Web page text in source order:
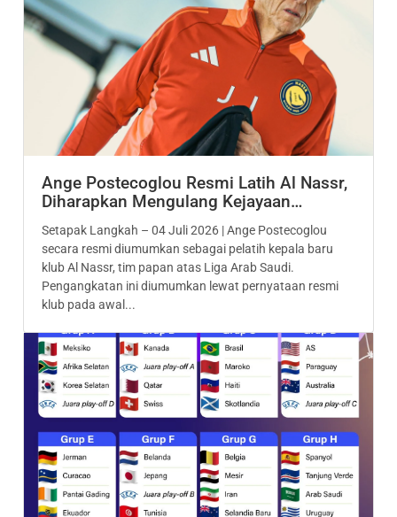
Ange Postecoglou Resmi Latih Al Nassr,
Diharapkan Mengulang Kejayaan…
Setapak Langkah – 04 Juli 2026 | Ange Postecoglou
secara resmi diumumkan sebagai pelatih kepala baru
klub Al Nassr, tim papan atas Liga Arab Saudi.
Pengangkatan ini diumumkan lewat pernyataan resmi
klub pada awal...